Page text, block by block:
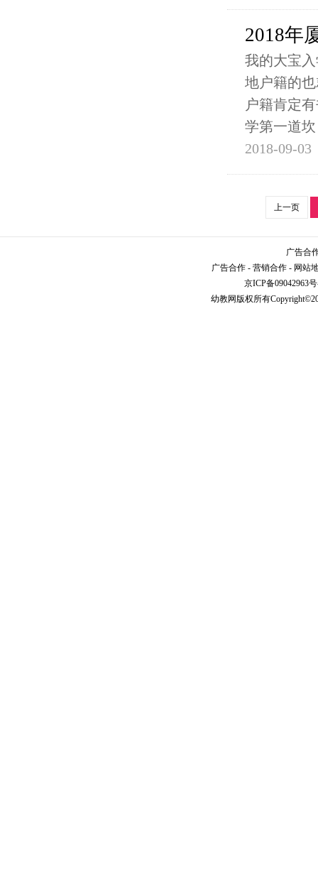
2018年
我的大宝
地户籍的
户籍肯定
学第一道坎
2018-09-03
上一页
广告合
广告合作 - 营销合作 - 网站
京ICP备09042963
幼教网版权所有